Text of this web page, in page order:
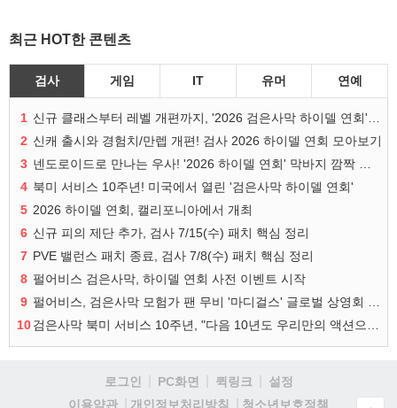
최근 HOT한 콘텐츠
검사 게임 IT 유머 연예
1
2 신캐 출시와 경험치/만렙 개편! 검사 2026 하이델 연회 모아보기
3
4 북미 서비스 10주년! 미국에서 열린 '검은사막 하이델 연회'
5 2026 하이델 연회, 캘리포니아에서 개최
6 신규 피의 제단 추가, 검사 7/15(수) 패치 핵심 정리
7 PVE 밸런스 패치 종료, 검사 7/8(수) 패치 핵심 정리
8 펄어비스 검은사막, 하이델 연회 사전 이벤트 시작
9
10
로그인 PC화면 퀵링크
설정
이용약관
개인정보처리방침 청소년보호정책